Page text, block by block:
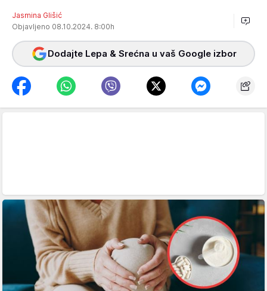
Jasmina Glišić
Objavljeno 08.10.2024. 8:00h
Dodajte Lepa & Srećna u vaš Google izbor